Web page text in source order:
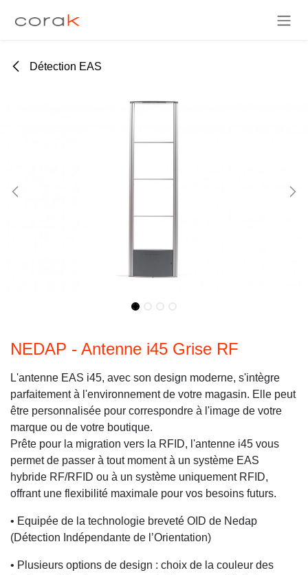
Détection EAS
NEDAP - Antenne i45 Grise RF
L'antenne EAS i45, avec son design moderne, s'intègre
parfaitement à l'environnement de votre magasin. Elle peut
être personnalisée pour correspondre à l'image de votre
marque ou de votre boutique.
Prête pour la migration vers la RFID, l'antenne i45 vous
permet de passer à tout moment à un système EAS
hybride RF/RFID ou à un système uniquement RFID,
offrant une flexibilité maximale pour vos besoins futurs.
• Equipée de la technologie breveté OID de Nedap
(Détection Indépendante de l’Orientation)
• Plusieurs options de design : choix de la couleur des